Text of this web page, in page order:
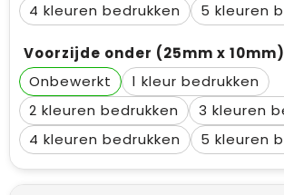
4
5
Voorzijde onder (25mm x 10mm)
Onbewerkt
1
2
3
4
5